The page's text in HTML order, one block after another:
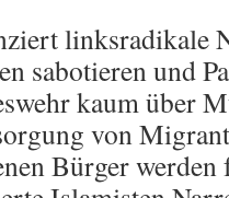
linksradikale
sabotieren und
kaum über
von
Bürger